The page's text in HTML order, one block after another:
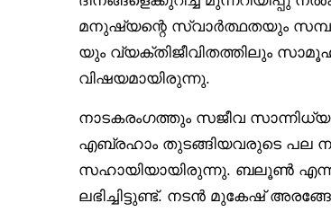
മനുഷ്യന്റെ സ്വാർത്ഥതയും
യും വ്യക്തിജീവിതത്തിലും
വിഷയമായിരുന്നു.
നാടകരംഗത്തും സജീവ
എബ്രഹാം തുടങ്ങിയവരുടെ പല
സഹായിയായിരുന്നു. ബലൂൺ എന്ന
ലഭിച്ചിട്ടുണ്ട്. നടൻ മുകേഷ്